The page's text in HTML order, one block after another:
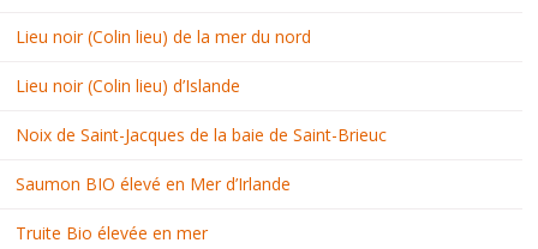
Lieu noir (Colin lieu) de la mer du nord
Lieu noir (Colin lieu) d’Islande
Noix de Saint-Jacques de la baie de Saint-Brieuc
Saumon BIO élevé en Mer d’Irlande
Truite Bio élevée en mer